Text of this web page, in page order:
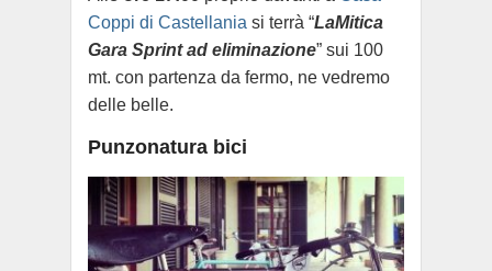
Coppi di Castellania si terrà “LaMitica
Gara Sprint ad eliminazione” sui 100
mt. con partenza da fermo, ne vedremo
delle belle.
Punzonatura bici